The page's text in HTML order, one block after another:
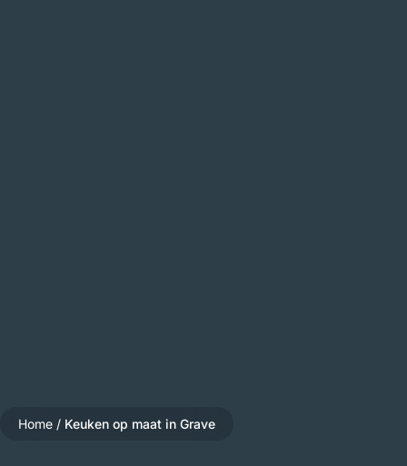
Home / Keuken op maat in Grave